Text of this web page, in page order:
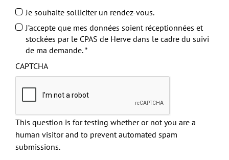
Je souhaite solliciter un rendez-vous.
J’accepte que mes données soient réceptionnées et
stockées par le CPAS de Herve dans le cadre du suivi
de ma demande.
CAPTCHA
This question is for testing whether or not you are a
human visitor and to prevent automated spam
submissions.